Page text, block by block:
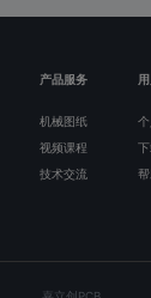
产品服务
机械图纸
视频课程
技术交流